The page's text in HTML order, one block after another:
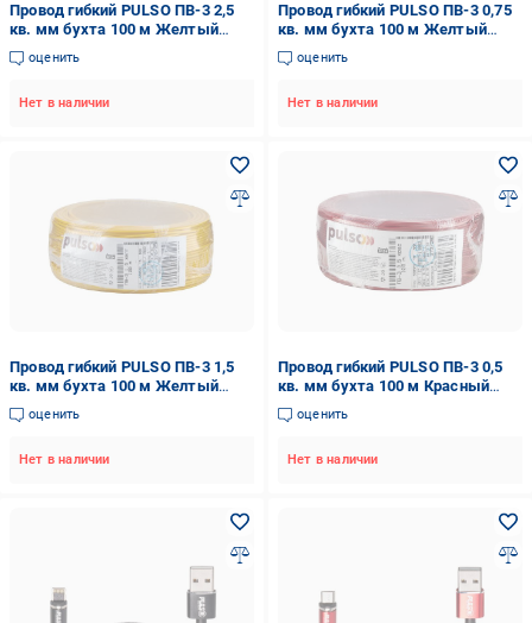
Провод гибкий PULSO ПВ-3 2,5
кв. мм бухта 100 м Желтый
(00000065482)
оценить
Нет в наличии
Провод гибкий PULSO ПВ-3 0,75
кв. мм бухта 100 м Желтый
(00000065467)
оценить
Нет в наличии
Провод гибкий PULSO ПВ-3 1,5
кв. мм бухта 100 м Желтый
(00000065477)
оценить
Нет в наличии
Провод гибкий PULSO ПВ-3 0,5
кв. мм бухта 100 м Красный
(00000065461)
оценить
Нет в наличии